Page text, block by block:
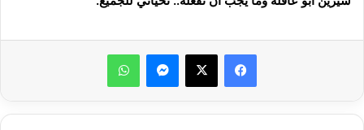
ماسنجر واتساب